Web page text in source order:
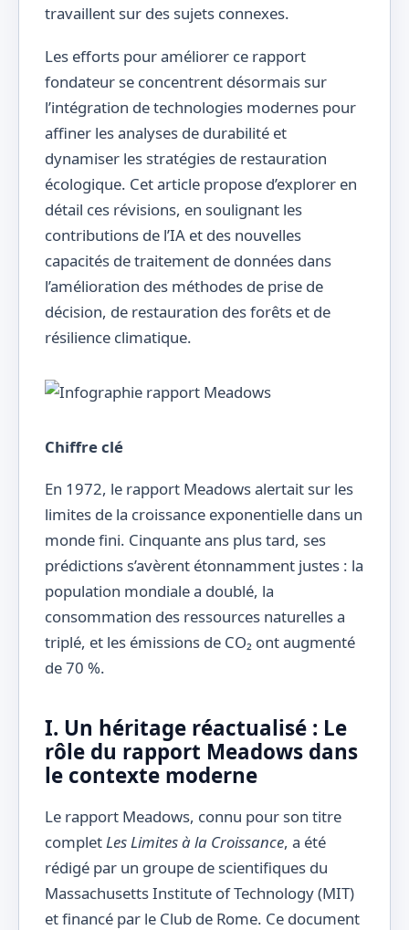
travaillent sur des sujets connexes.
Les efforts pour améliorer ce rapport
fondateur se concentrent désormais sur
l’intégration de technologies modernes pour
affiner les analyses de durabilité et
dynamiser les stratégies de restauration
écologique. Cet article propose d’explorer en
détail ces révisions, en soulignant les
contributions de l’IA et des nouvelles
capacités de traitement de données dans
l’amélioration des méthodes de prise de
décision, de restauration des forêts et de
résilience climatique.
Chiffre clé
En 1972, le rapport Meadows alertait sur les
limites de la croissance exponentielle dans un
monde fini. Cinquante ans plus tard, ses
prédictions s’avèrent étonnamment justes : la
population mondiale a doublé, la
consommation des ressources naturelles a
triplé, et les émissions de CO₂ ont augmenté
de 70 %.
I. Un héritage réactualisé : Le
rôle du rapport Meadows dans
le contexte moderne
Le rapport Meadows, connu pour son titre
completLes Limites à la Croissance, a été
rédigé par un groupe de scientifiques du
Massachusetts Institute of Technology (MIT)
et financé par le Club de Rome. Ce document